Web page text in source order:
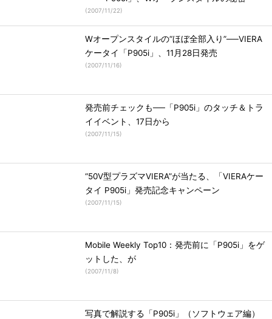
(2007/11/22)
Wオープンスタイルの“ほぼ全部入り”──VIERA
ケータイ「P905i」、11月28日発売
(2007/11/16)
発売前チェックも──「P905i」のタッチ＆トラ
イイベント、17日から
(2007/11/15)
“50V型プラズマVIERA”が当たる、「VIERAケー
タイ P905i」発売記念キャンペーン
(2007/11/15)
Mobile Weekly Top10：発売前に「P905i」をゲ
ットした、が
(2007/11/8)
写真で解説する「P905i」（ソフトウェア編）